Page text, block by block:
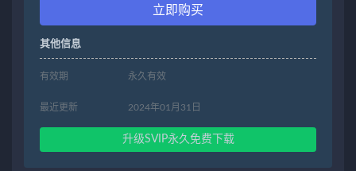
立即购买
其他信息
有效期 永久有效
最近更新 2024年01月31日
升级SVIP永久免费下载